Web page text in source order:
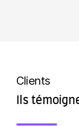
a
i
?
Clients
Ils